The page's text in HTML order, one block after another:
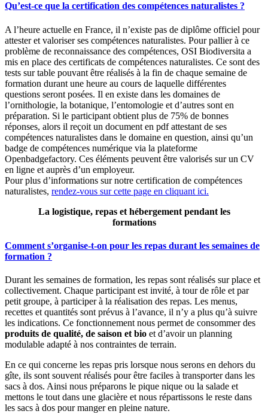
Qu’est-ce que la certification des compétences naturalistes ?
A l’heure actuelle en France, il n’existe pas de diplôme officiel pour
attester et valoriser ses compétences naturalistes. Pour pallier à ce
problème de reconnaissance des compétences, OSI Biodiversita a
mis en place des certificats de compétences naturalistes. Ce sont des
tests sur table pouvant être réalisés à la fin de chaque semaine de
formation durant une heure au cours de laquelle différentes
questions seront posées. Il en existe dans les domaines de
l’ornithologie, la botanique, l’entomologie et d’autres sont en
préparation. Si le participant obtient plus de 75% de bonnes
réponses, alors il reçoit un document en pdf attestant de ses
compétences naturalistes dans le domaine en question, ainsi qu’un
badge de compétences numérique via la plateforme
Openbadgefactory. Ces éléments peuvent être valorisés sur un CV
en ligne et auprès d’un employeur.
Pour plus d’informations sur notre certification de compétences
naturalistes, rendez-vous sur cette page en cliquant ici.
La logistique, repas et hébergement pendant les
formations
Comment s’organise-t-on pour les repas durant les semaines de
formation ?
Durant les semaines de formation, les repas sont réalisés sur place et
collectivement. Chaque participant est invité, à tour de rôle et par
petit groupe, à participer à la réalisation des repas. Les menus,
recettes et quantités sont prévus à l’avance, il n’y a plus qu’à suivre
les indications. Ce fonctionnement nous permet de consommer des
produits de qualité, de saison et bio et d’avoir un planning
modulable adapté à nos contraintes de terrain.
En ce qui concerne les repas pris lorsque nous serons en dehors du
gîte, ils sont souvent réalisés pour être faciles à transporter dans les
sacs à dos. Ainsi nous préparons le pique nique ou la salade et
mettons le tout dans une glacière et nous répartissons le reste dans
les sacs à dos pour manger en pleine nature.